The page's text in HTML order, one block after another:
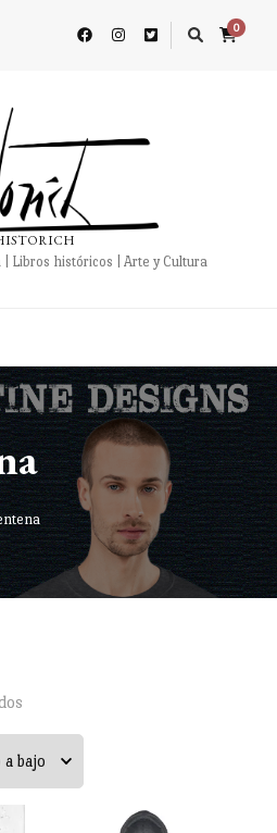
0
Libros históricos | Arte y Cultura
por
precio:
alto